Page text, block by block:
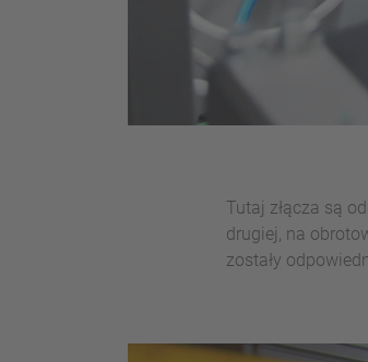
Tutaj złącza są
drugiej, na
zostały